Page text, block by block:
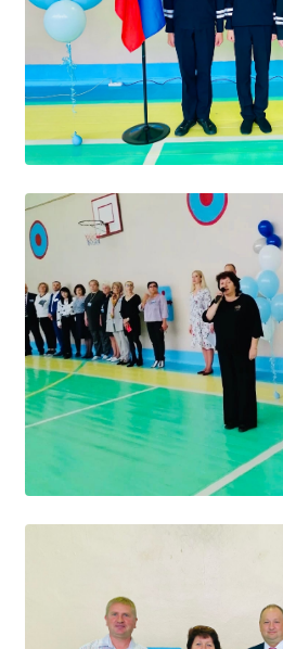
Организация питания в
организации
УЧЕБНАЯ РАБОТА
Расписание занятий
Заочное отделение
Локальные акты
ВОСПИТАТЕЛЬНАЯ РАБОТА
Безопасность на железной
ГТО
Дополнительное образование
Информационная
Информация для детей-сирот
Памятные даты военной
Пожарная безопасность
Работа педагога-психолога
Студенческий совет